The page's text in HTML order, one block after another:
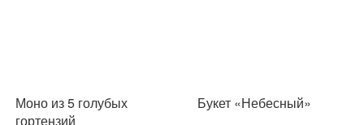
Моно из 5 голубых
гортензий
Букет «Небесный»